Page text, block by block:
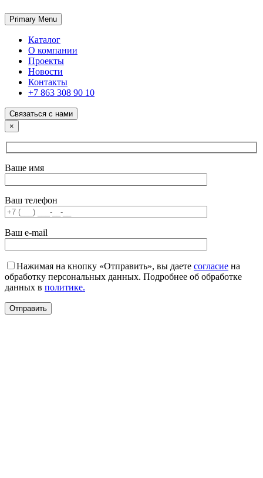
ГК «SABONE»
Оптовые поставки отделочных материалов и оборудования
Primary Menu
Каталог
О компании
Проекты
Новости
Контакты
+7 863 308 90 10
Связаться с нами
×
Ваше имя
Ваш телефон
Ваш e-mail
Нажимая на кнопку «Отправить», вы даете согласие на
обработку персональных данных. Подробнее об обработке
данных в политике.